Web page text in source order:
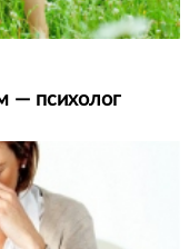
— психолог